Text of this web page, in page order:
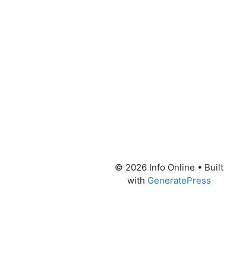
© 2026 Info Online • Built
with GeneratePress